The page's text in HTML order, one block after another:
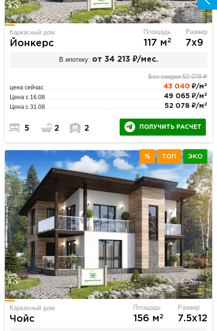
Каркасный дом
Йонкерс
Площадь
117 м2
Размер
7х9
В ипотеку: от 34 213 ₽/мес.
Без скидки 52 078 ₽
цена сейчас 43 040 ₽/м 2
Цена с 16.08 49 065 ₽/м 2
Цена с 31.08 52 078 ₽/м 2
5 2 2 ПОЛУЧИТЬ РАСЧЕТ
% ТОП ЭКО
Каркасный дом
Чойс
Площадь
156 м2
Размер
7.5х12